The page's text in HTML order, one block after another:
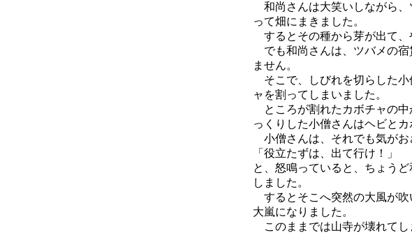
和尚さんは大笑いしながら、
って畑にまきました。
するとその種から芽が出て、
でも和尚さんは、ツバメの宿
ません。
そこで、しびれを切らした小
ャを割ってしまいました。
ところが割れたカボチャの中
っくりした小僧さんはヘビと
小僧さんは、それでも気がお
「役立たずは、出て行け！」
と、怒鳴っていると、ちょう
しました。
するとそこへ突然の大風が吹
大嵐になりました。
このままでは山寺が壊れてし